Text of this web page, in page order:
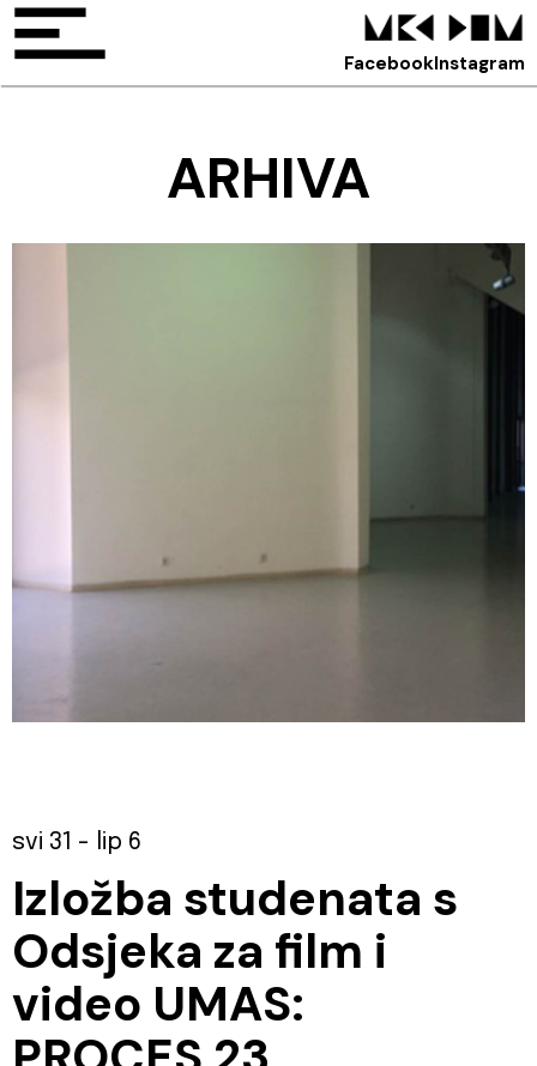
FacebookInstagram
ARHIVA
svi 31 - lip 6
Izložba studenata s
Odsjeka za film i
video UMAS: